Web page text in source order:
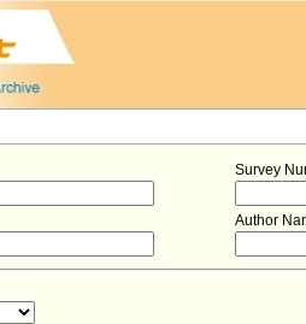
Survey
Author